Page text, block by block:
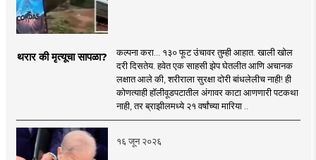
थरार की मृत्यूचा सापळा?
कल्पना करा... १३० फूट उंचावर तुम्ही आहात. खाली खोल
दरी दिसतेय. हवेत एक साहसी झेप घेतलीत आणि अचानक
लक्षात आले की, शरीराला सुरक्षा दोरी बांधलेलीच नाही! ही
कोणत्याही हॉलीवूडपटातील अंगावर काटा आणणारी पटकथा
नाही, तर ब्राझीलमध्ये २१ वर्षांच्या मारिया ..
१६ जून २०२६